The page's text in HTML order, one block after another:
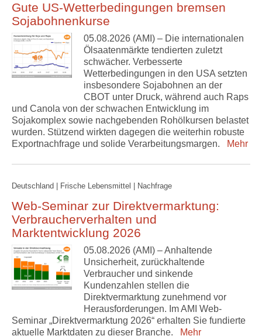
Gute US-Wetterbedingungen bremsen
Sojabohnenkurse
05.08.2026 (AMI) – Die internationalen
Ölsaatenmärkte tendierten zuletzt
schwächer. Verbesserte
Wetterbedingungen in den USA setzten
insbesondere Sojabohnen an der
CBOT unter Druck, während auch Raps
und Canola von der schwachen Entwicklung im
Sojakomplex sowie nachgebenden Rohölkursen belastet
wurden. Stützend wirkten dagegen die weiterhin robuste
Exportnachfrage und solide Verarbeitungsmargen.
Mehr
Deutschland | Frische Lebensmittel | Nachfrage
Web-Seminar zur Direktvermarktung:
Verbraucherverhalten und
Marktentwicklung 2026
05.08.2026 (AMI) – Anhaltende
Unsicherheit, zurückhaltende
Verbraucher und sinkende
Kundenzahlen stellen die
Direktvermarktung zunehmend vor
Herausforderungen. Im AMI Web-
Seminar „Direktvermarktung 2026“ erhalten Sie fundierte
aktuelle Marktdaten zu dieser Branche.
Mehr